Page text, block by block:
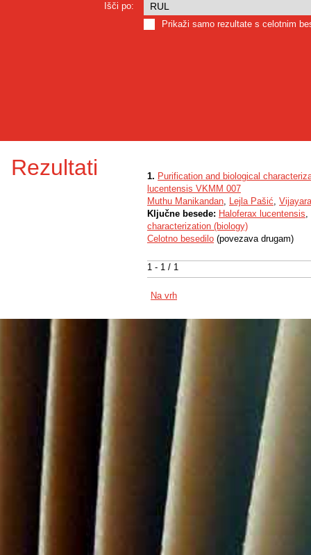
Išči po:
Prikaži samo rezultate s celotnim
Rezultati
1 - 1 / 1
1. Purification and biological
lucentensis VKMM 007
Muthu Manikandan, Lejla Pašić,
Ključne besede: Haloferax lucentensis,
characterization (biology)
Celotno besedilo (povezava drugam)
Na vrh